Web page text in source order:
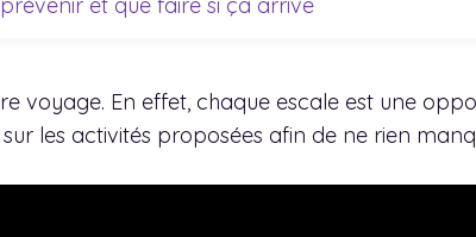
voyage. En effet, chaque escale est une
les activités proposées afin de ne rien